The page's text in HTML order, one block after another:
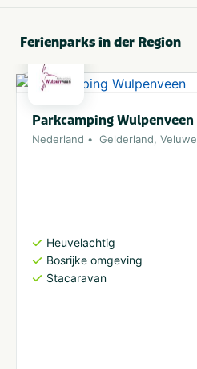
Ferienparks in der Region
Parkcamping Wulpenveen
Nederland Gelderland, Veluwe
Heuvelachtig
Bosrijke omgeving
Stacaravan